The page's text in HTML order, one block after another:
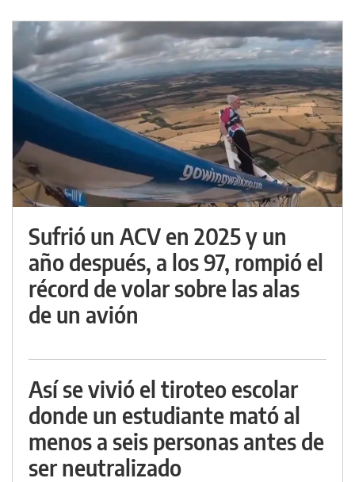
Sufrió un ACV en 2025 y un
año después, a los 97, rompió el
récord de volar sobre las alas
de un avión
Así se vivió el tiroteo escolar
donde un estudiante mató al
menos a seis personas antes de
ser neutralizado